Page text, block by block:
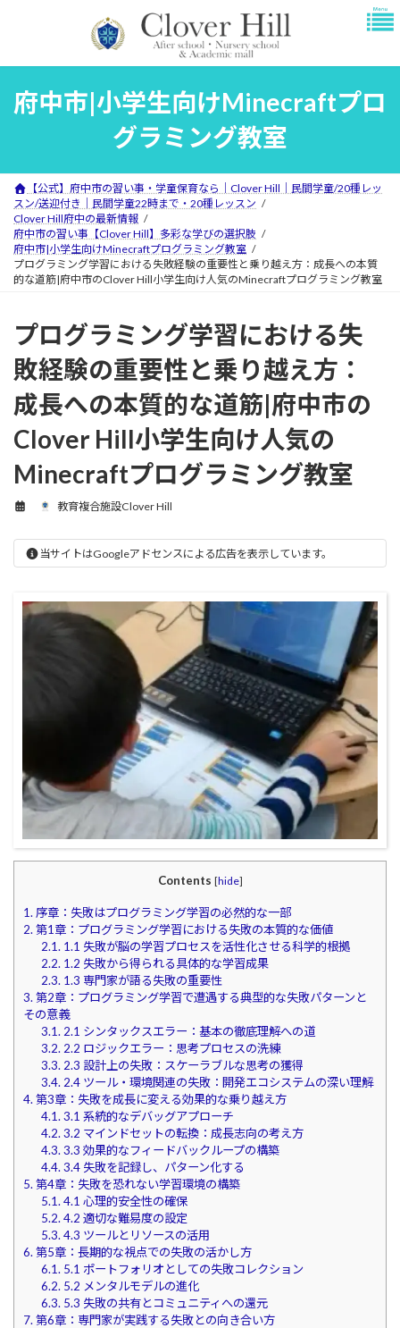
府中市|小学生向けMinecraftプロ
グラミング教室
【公式】府中市の習い事・学童保育なら｜Clover Hill｜民間学童/20種レッ
スン/送迎付き｜民間学童22時まで・20種レッスン
Clover Hill府中の最新情報
府中市の習い事【Clover Hill】多彩な学びの選択肢
府中市|小学生向けMinecraftプログラミング教室
プログラミング学習における失敗経験の重要性と乗り越え方：成長への本質
的な道筋|府中市のClover Hill小学生向け人気のMinecraftプログラミング教室
プログラミング学習における失
敗経験の重要性と乗り越え方：
成長への本質的な道筋|府中市の
Clover Hill小学生向け人気の
Minecraftプログラミング教室
教育複合施設Clover Hill
当サイトはGoogleアドセンスによる広告を表示しています。
Contents [hide]
1. 序章：失敗はプログラミング学習の必然的な一部
2. 第1章：プログラミング学習における失敗の本質的な価値
2.1. 1.1 失敗が脳の学習プロセスを活性化させる科学的根拠
2.2. 1.2 失敗から得られる具体的な学習成果
2.3. 1.3 専門家が語る失敗の重要性
3. 第2章：プログラミング学習で遭遇する典型的な失敗パターンと
その意義
3.1. 2.1 シンタックスエラー：基本の徹底理解への道
3.2. 2.2 ロジックエラー：思考プロセスの洗練
3.3. 2.3 設計上の失敗：スケーラブルな思考の獲得
3.4. 2.4 ツール・環境関連の失敗：開発エコシステムの深い理解
4. 第3章：失敗を成長に変える効果的な乗り越え方
4.1. 3.1 系統的なデバッグアプローチ
4.2. 3.2 マインドセットの転換：成長志向の考え方
4.3. 3.3 効果的なフィードバックループの構築
4.4. 3.4 失敗を記録し、パターン化する
5. 第4章：失敗を恐れない学習環境の構築
5.1. 4.1 心理的安全性の確保
5.2. 4.2 適切な難易度の設定
5.3. 4.3 ツールとリソースの活用
6. 第5章：長期的な視点での失敗の活かし方
6.1. 5.1 ポートフォリオとしての失敗コレクション
6.2. 5.2 メンタルモデルの進化
6.3. 5.3 失敗の共有とコミュニティへの還元
7. 第6章：専門家が実践する失敗との向き合い方